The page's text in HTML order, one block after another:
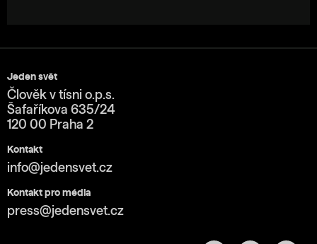
Jeden svět
Člověk v tísni o.p.s.
Šafaříkova 635/24
120 00 Praha 2
Kontakt
info@jedensvet.cz
Kontakt pro média
press@jedensvet.cz